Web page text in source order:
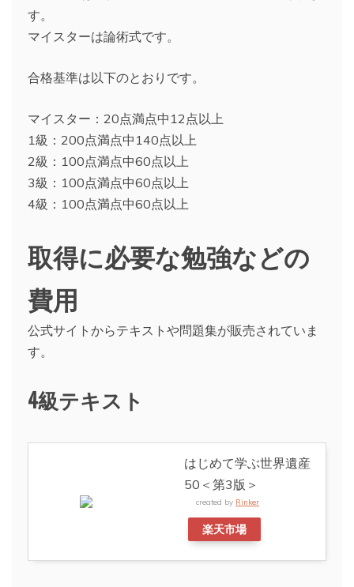
す。
マイスターは論術式です。
合格基準は以下のとおりです。
マイスター：20点満点中12点以上
1級：200点満点中140点以上
2級：100点満点中60点以上
3級：100点満点中60点以上
4級：100点満点中60点以上
取得に必要な勉強などの
費用
公式サイトからテキストや問題集が販売されていま
す。
4級テキスト
はじめて学ぶ世界遺産
50＜第3版＞
created by Rinker
楽天市場